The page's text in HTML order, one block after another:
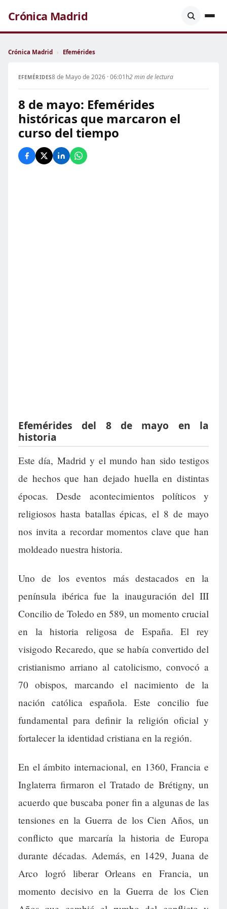
Crónica Madrid
Crónica Madrid › Efemérides
EFEMÉRIDES8 de Mayo de 2026 · 06:01h2 min de lectura
8 de mayo: Efemérides
históricas que marcaron el
curso del tiempo
Efemérides del 8 de mayo en la
historia
Este día, Madrid y el mundo han sido testigos
de hechos que han dejado huella en distintas
épocas. Desde acontecimientos políticos y
religiosos hasta batallas épicas, el 8 de mayo
nos invita a recordar momentos clave que han
moldeado nuestra historia.
Uno de los eventos más destacados en la
península ibérica fue la inauguración del III
Concilio de Toledo en 589, un momento crucial
en la historia religosa de España. El rey
visigodo Recaredo, que se había convertido del
cristianismo arriano al catolicismo, convocó a
70 obispos, marcando el nacimiento de la
nación católica española. Este concilio fue
fundamental para definir la religión oficial y
fortalecer la identidad cristiana en la región.
En el ámbito internacional, en 1360, Francia e
Inglaterra firmaron el Tratado de Brétigny, un
acuerdo que buscaba poner fin a algunas de las
tensiones en la Guerra de los Cien Años, un
conflicto que marcaría la historia de Europa
durante décadas. Además, en 1429, Juana de
Arco logró liberar Orleans en Francia, un
momento decisivo en la Guerra de los Cien